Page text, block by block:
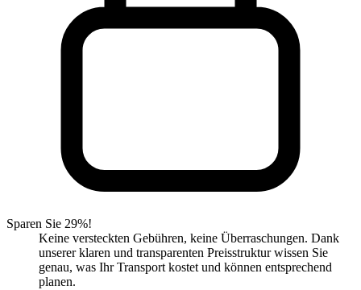
Sparen Sie 29%!
Keine versteckten Gebühren, keine Überraschungen. Dank
unserer klaren und transparenten Preisstruktur wissen Sie
genau, was Ihr Transport kostet und können entsprechend
planen.